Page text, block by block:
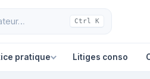
Ctrl K
pratique Litiges conso